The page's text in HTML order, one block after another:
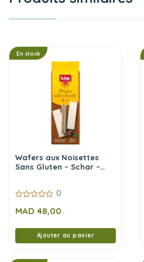
En stock
Wafers aux Noisettes
Sans Gluten – Schar –
sur
0
MAD 48,00
Ajouter au panier